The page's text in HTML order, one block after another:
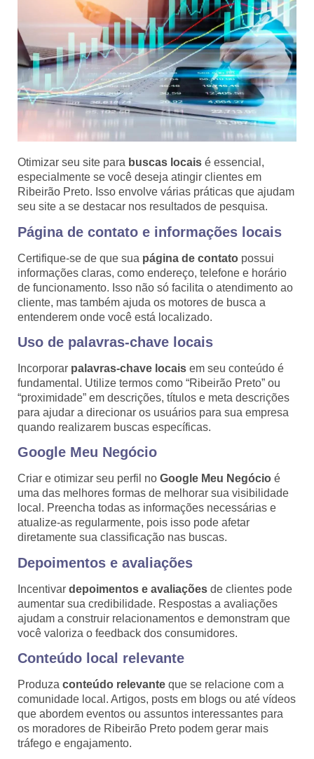
Otimizar seu site para buscas locais é essencial,
especialmente se você deseja atingir clientes em
Ribeirão Preto. Isso envolve várias práticas que ajudam
seu site a se destacar nos resultados de pesquisa.
Página de contato e informações locais
Certifique-se de que sua página de contato possui
informações claras, como endereço, telefone e horário
de funcionamento. Isso não só facilita o atendimento ao
cliente, mas também ajuda os motores de busca a
entenderem onde você está localizado.
Uso de palavras-chave locais
Incorporar palavras-chave locais em seu conteúdo é
fundamental. Utilize termos como “Ribeirão Preto” ou
“proximidade” em descrições, títulos e meta descrições
para ajudar a direcionar os usuários para sua empresa
quando realizarem buscas específicas.
Google Meu Negócio
Criar e otimizar seu perfil no Google Meu Negócio é
uma das melhores formas de melhorar sua visibilidade
local. Preencha todas as informações necessárias e
atualize-as regularmente, pois isso pode afetar
diretamente sua classificação nas buscas.
Depoimentos e avaliações
Incentivar depoimentos e avaliações de clientes pode
aumentar sua credibilidade. Respostas a avaliações
ajudam a construir relacionamentos e demonstram que
você valoriza o feedback dos consumidores.
Conteúdo local relevante
Produza conteúdo relevante que se relacione com a
comunidade local. Artigos, posts em blogs ou até vídeos
que abordem eventos ou assuntos interessantes para
os moradores de Ribeirão Preto podem gerar mais
tráfego e engajamento.